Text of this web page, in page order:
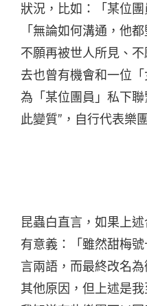
狀況，比如：「某位
「無論如何溝通，他
不願再被世人所見、
去也曾有機會和一位
為「某位團員」私下
此變質”，自行代表樂
昆蟲白直言，如果上
有意義：「雖然甜梅
言兩語，而最終改名
其他原因，但上述是